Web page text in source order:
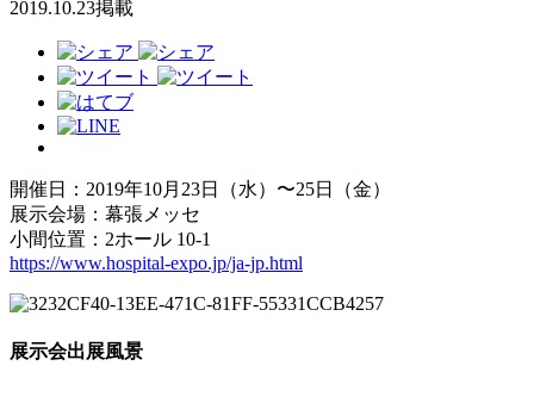
2019.10.23掲載
開催日：2019年10月23日（水）〜25日（金）
展示会場：幕張メッセ
小間位置：2ホール 10-1
https://www.hospital-expo.jp/ja-jp.html
展示会出展風景